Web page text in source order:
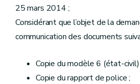
25 mars 2014 ;
Considérant que l’objet de la
communication des documents
Copie du modèle 6 (état-civil)
Copie du rapport de police ;